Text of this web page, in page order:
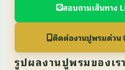
สอบถามเส้นทาง
ติดต่องานปูพรมด่วน
รูปผลงานปูพรมของเรา